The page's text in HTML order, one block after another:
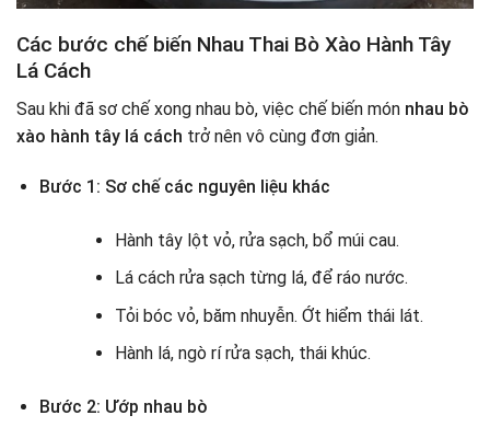
Các bước chế biến Nhau Thai Bò Xào Hành Tây
Lá Cách
Sau khi đã sơ chế xong nhau bò, việc chế biến món nhau bò
xào hành tây lá cách trở nên vô cùng đơn giản.
Bước 1: Sơ chế các nguyên liệu khác
Hành tây lột vỏ, rửa sạch, bổ múi cau.
Lá cách rửa sạch từng lá, để ráo nước.
Tỏi bóc vỏ, băm nhuyễn. Ớt hiểm thái lát.
Hành lá, ngò rí rửa sạch, thái khúc.
Bước 2: Ướp nhau bò